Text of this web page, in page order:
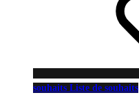
souhaits Liste de souhaits